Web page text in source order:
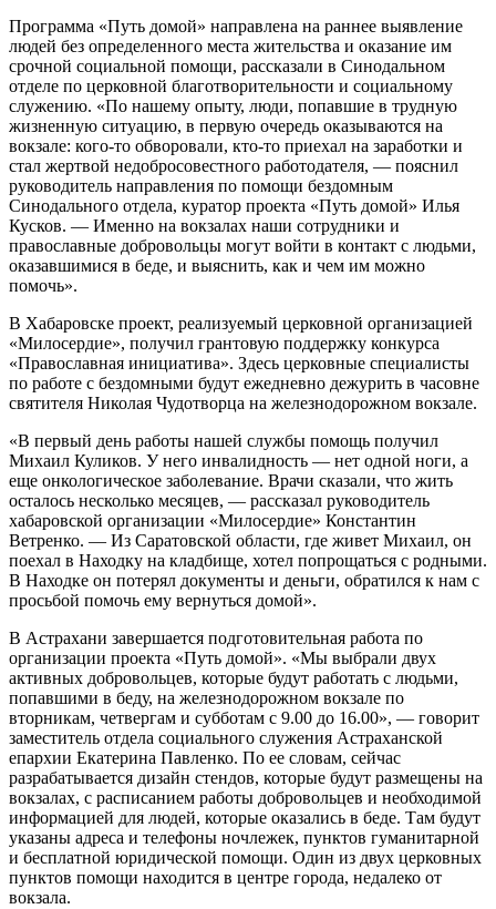
Программа «Путь домой» направлена на раннее выявление
людей без определенного места жительства и оказание им
срочной социальной помощи, рассказали в Синодальном
отделе по церковной благотворительности и социальному
служению. «По нашему опыту, люди, попавшие в трудную
жизненную ситуацию, в первую очередь оказываются на
вокзале: кого-то обворовали, кто-то приехал на заработки и
стал жертвой недобросовестного работодателя, — пояснил
руководитель направления по помощи бездомным
Синодального отдела, куратор проекта «Путь домой» Илья
Кусков. — Именно на вокзалах наши сотрудники и
православные добровольцы могут войти в контакт с людьми,
оказавшимися в беде, и выяснить, как и чем им можно
помочь».
В Хабаровске проект, реализуемый церковной организацией
«Милосердие», получил грантовую поддержку конкурса
«Православная инициатива». Здесь церковные специалисты
по работе с бездомными будут ежедневно дежурить в часовне
святителя Николая Чудотворца на железнодорожном вокзале.
«В первый день работы нашей службы помощь получил
Михаил Куликов. У него инвалидность — нет одной ноги, а
еще онкологическое заболевание. Врачи сказали, что жить
осталось несколько месяцев, — рассказал руководитель
хабаровской организации «Милосердие» Константин
Ветренко. — Из Саратовской области, где живет Михаил, он
поехал в Находку на кладбище, хотел попрощаться с родными.
В Находке он потерял документы и деньги, обратился к нам с
просьбой помочь ему вернуться домой».
В Астрахани завершается подготовительная работа по
организации проекта «Путь домой». «Мы выбрали двух
активных добровольцев, которые будут работать с людьми,
попавшими в беду, на железнодорожном вокзале по
вторникам, четвергам и субботам с 9.00 до 16.00», — говорит
заместитель отдела социального служения Астраханской
епархии Екатерина Павленко. По ее словам, сейчас
разрабатывается дизайн стендов, которые будут размещены на
вокзалах, с расписанием работы добровольцев и необходимой
информацией для людей, которые оказались в беде. Там будут
указаны адреса и телефоны ночлежек, пунктов гуманитарной
и бесплатной юридической помощи. Один из двух церковных
пунктов помощи находится в центре города, недалеко от
вокзала.